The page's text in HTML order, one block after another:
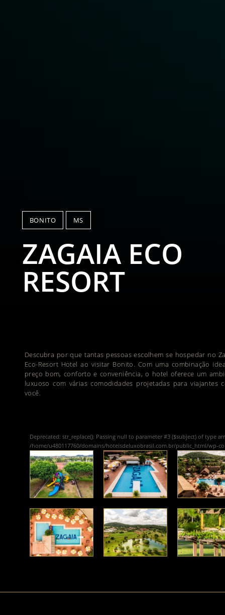
BONITO MS
ZAGAIA ECO
RESORT
Descubra por que tantas pessoas escolhem se hospedar no
Eco-Resort Hotel ao visitar Bonito. Com uma combinação
preço bom, conforto e conveniência, o hotel oferece um
luxuoso com várias comodidades projetadas para viajantes
você.
Deprecated: str_replace(): Passing null to parameter #3 ($subject) of type
/home/u480117760/domains/hoteisdeluxobrasil.com.br/public_html/wp-